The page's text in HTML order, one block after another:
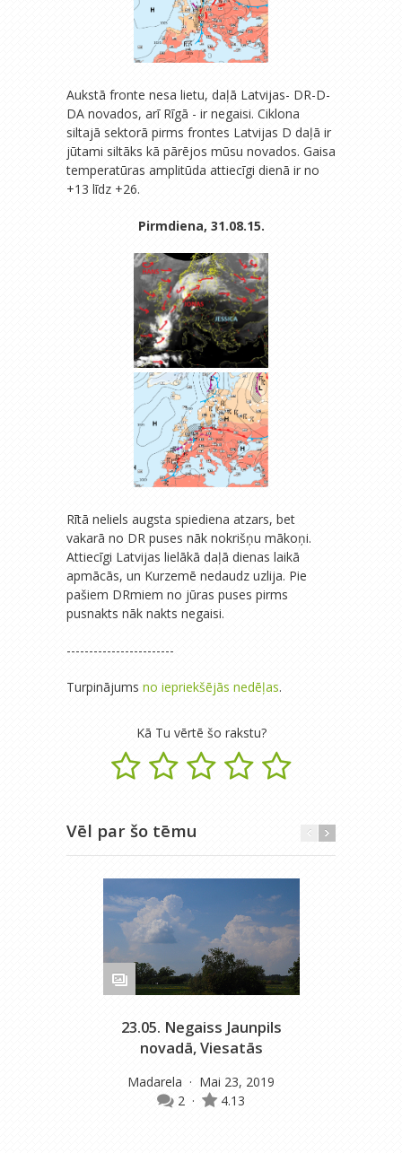
Aukstā fronte nesa lietu, daļā Latvijas- DR-D-
DA novados, arī Rīgā - ir negaisi. Ciklona
siltajā sektorā pirms frontes Latvijas D daļā ir
jūtami siltāks kā pārējos mūsu novados. Gaisa
temperatūras amplitūda attiecīgi dienā ir no
+13 līdz +26.
Pirmdiena, 31.08.15.
Rītā neliels augsta spiediena atzars, bet
vakarā no DR puses nāk nokrišņu mākoņi.
Attiecīgi Latvijas lielākā daļā dienas laikā
apmācās, un Kurzemē nedaudz uzlija. Pie
pašiem DRmiem no jūras puses pirms
pusnakts nāk nakts negaisi.
------------------------
Turpinājums no iepriekšējās nedēļas.
Kā Tu vērtē šo rakstu?
Vēl par šo tēmu
23.05. Negaiss Jaunpils
novadā, Viesatās
Madarela · Mai 23, 2019
2 · 4.13